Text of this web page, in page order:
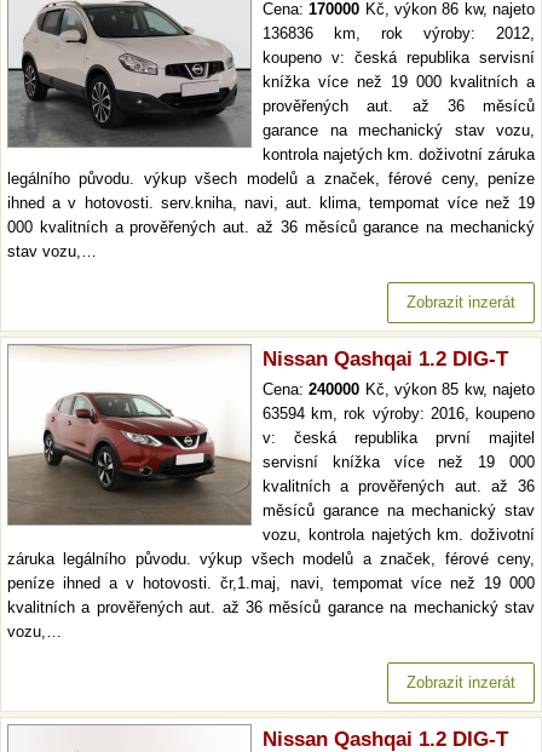
Cena:170000 Kč, výkon 86 kw, najeto
136836 km, rok výroby: 2012,
koupeno v: česká republika servisní
knížka více než 19 000 kvalitních a
prověřených aut. až 36 měsíců
garance na mechanický stav vozu,
kontrola najetých km. doživotní záruka
legálního původu. výkup všech modelů a značek, férové ceny, peníze
ihned a v hotovosti. serv.kniha, navi, aut. klima, tempomat více než 19
000 kvalitních a prověřených aut. až 36 měsíců garance na mechanický
stav vozu,…
Zobrazit inzerát
Nissan Qashqai 1.2 DIG-T
Cena:240000 Kč, výkon 85 kw, najeto
63594 km, rok výroby: 2016, koupeno
v: česká republika první majitel
servisní knížka více než 19 000
kvalitních a prověřených aut. až 36
měsíců garance na mechanický stav
vozu, kontrola najetých km. doživotní
záruka legálního původu. výkup všech modelů a značek, férové ceny,
peníze ihned a v hotovosti. čr,1.maj, navi, tempomat více než 19 000
kvalitních a prověřených aut. až 36 měsíců garance na mechanický stav
vozu,…
Zobrazit inzerát
Nissan Qashqai 1.2 DIG-T